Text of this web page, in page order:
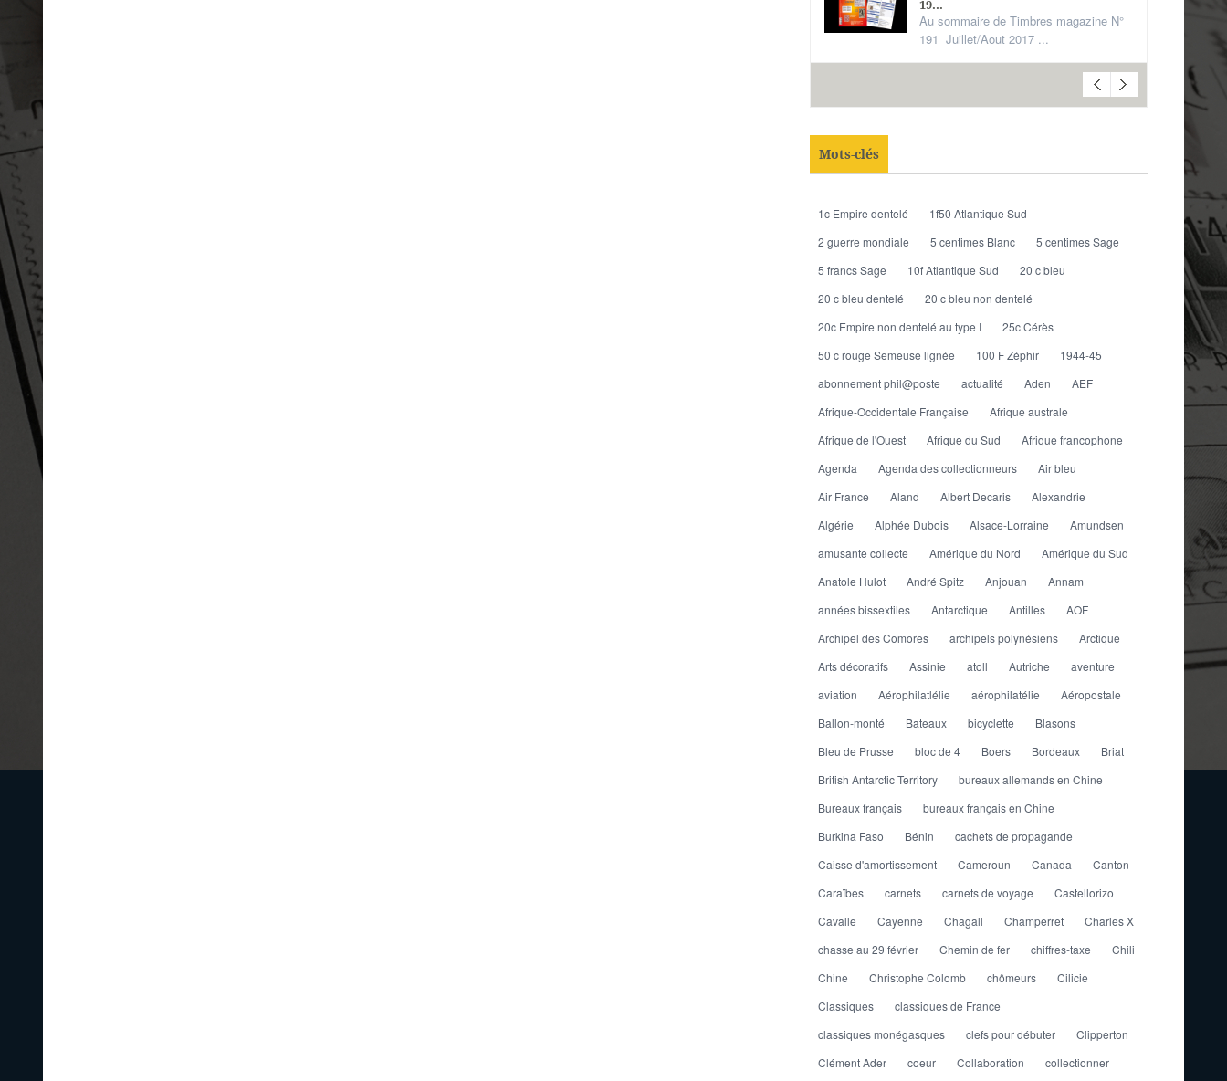
19...
Au sommaire de Timbres magazine N°
191 Juillet/Aout 2017 ...
Mots-clés
1c Empire dentelé
1f50 Atlantique Sud
2 guerre mondiale
5 centimes Blanc
5 centimes Sage
5 francs Sage
10f Atlantique Sud
20 c bleu
20 c bleu dentelé
20 c bleu non dentelé
20c Empire non dentelé au type I
25c Cérès
50 c rouge Semeuse lignée
100 F Zéphir
1944-45
abonnement phil@poste
actualité Aden
AEF
Afrique-Occidentale Française
Afrique australe
Afrique de l'Ouest
Afrique du Sud
Afrique francophone
Agenda
Agenda des collectionneurs
Air bleu
Air France
Aland Albert Decaris
Alexandrie
Algérie
Alphée Dubois Alsace-Lorraine
Amundsen
amusante collecte
Amérique du Nord
Amérique du Sud
Anatole Hulot
André Spitz Anjouan
Annam
années bissextiles
Antarctique Antilles
AOF
Archipel des Comores
archipels polynésiens
Arctique
Arts décoratifs
Assinie atoll Autriche
aventure
aviation
Aérophilatlélie aérophilatélie
Aéropostale
Ballon-monté
Bateaux bicyclette
Blasons
Bleu de Prusse
bloc de 4 Boers Bordeaux
Briat
British Antarctic Territory
bureaux allemands en Chine
Bureaux français
bureaux français en Chine
Burkina Faso
Bénin
cachets de propagande
Caisse d'amortissement
Cameroun Canada
Canton
Caraïbes
carnets carnets de voyage
Castellorizo
Cavalle
Cayenne Chagall Champerret
Charles X
chasse au 29 février
Chemin de fer chiffres-taxe
Chili
Chine
Christophe Colomb chômeurs
Cilicie
Classiques
classiques de France
classiques monégasques
clefs pour débuter
Clipperton
Clément Ader
coeur Collaboration
collectionner